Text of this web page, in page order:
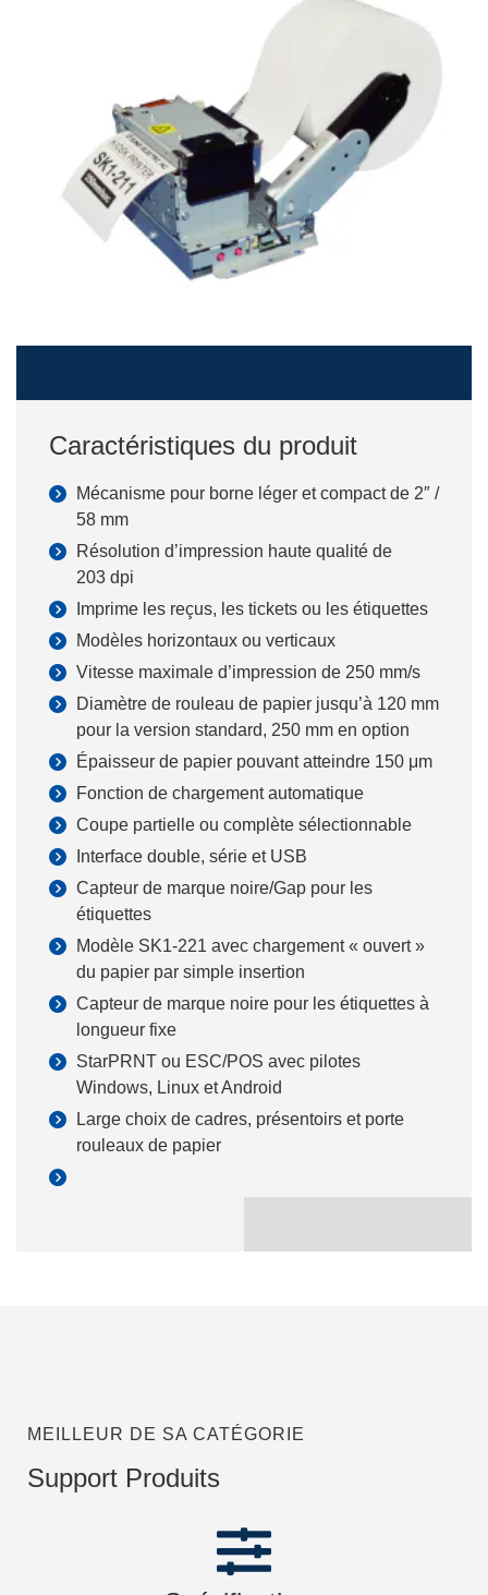
Caractéristiques du produit
Mécanisme pour borne léger et compact de 2″ /
58 mm
Résolution d’impression haute qualité de
203 dpi
Imprime les reçus, les tickets ou les étiquettes
Modèles horizontaux ou verticaux
Vitesse maximale d’impression de 250 mm/s
Diamètre de rouleau de papier jusqu’à 120 mm
pour la version standard, 250 mm en option
Épaisseur de papier pouvant atteindre 150 μm
Fonction de chargement automatique
Coupe partielle ou complète sélectionnable
Interface double, série et USB
Capteur de marque noire/Gap pour les
étiquettes
Modèle SK1-221 avec chargement « ouvert »
du papier par simple insertion
Capteur de marque noire pour les étiquettes à
longueur fixe
StarPRNT ou ESC/POS avec pilotes
Windows, Linux et Android
Large choix de cadres, présentoirs et porte
rouleaux de papier
MEILLEUR DE SA CATÉGORIE
Support Produits